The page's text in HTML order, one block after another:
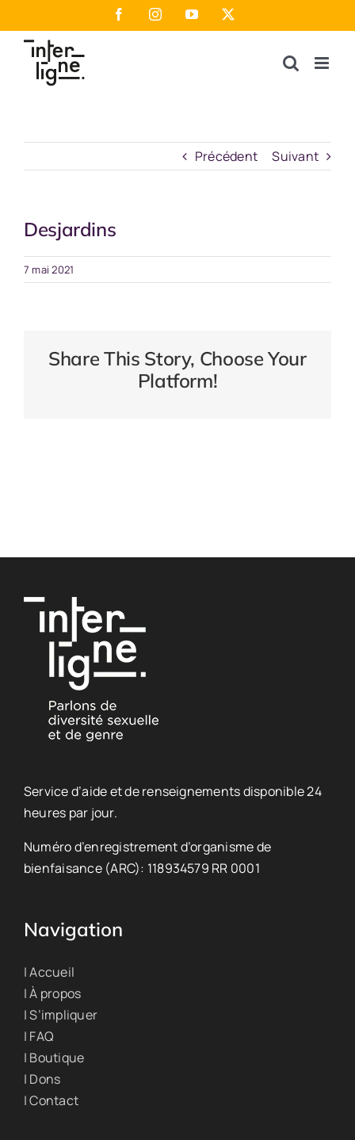
au
contenu
FacebookInstagramYouTube
Précédent Suivant
Desjardins
7 mai 2021
Share This Story, Choose Your
Platform!
Service d’aide et de renseignements disponible 24
heures par jour.
Numéro d’enregistrement d’organisme de
bienfaisance (ARC): 118934579 RR 0001
Navigation
| Accueil
| À propos
| S’impliquer
| FAQ
| Boutique
| Dons
| Contact